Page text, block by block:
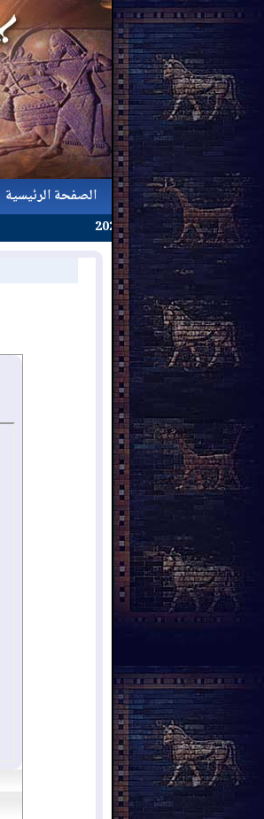
الصفحة الرئيسية
الصفحة الرئيسية